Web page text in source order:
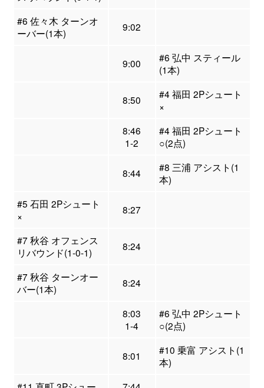
#6 佐々木 ターンオ
ーバー(1本)
9:02
9:00
#6 弘中 スティール
(1本)
8:50
#4 福田 2Pシュート
×
8:46
1-2
#4 福田 2Pシュート
○(2点)
8:44
#8 三浦 アシスト(1
本)
#5 石田 2Pシュート
×
8:27
#7 秋谷 オフェンス
リバウンド(1-0-1)
8:24
#7 秋谷 ターンオー
バー(1本)
8:24
8:03
1-4
#6 弘中 2Pシュート
○(2点)
8:01
#10 乗富 アシスト(1
本)